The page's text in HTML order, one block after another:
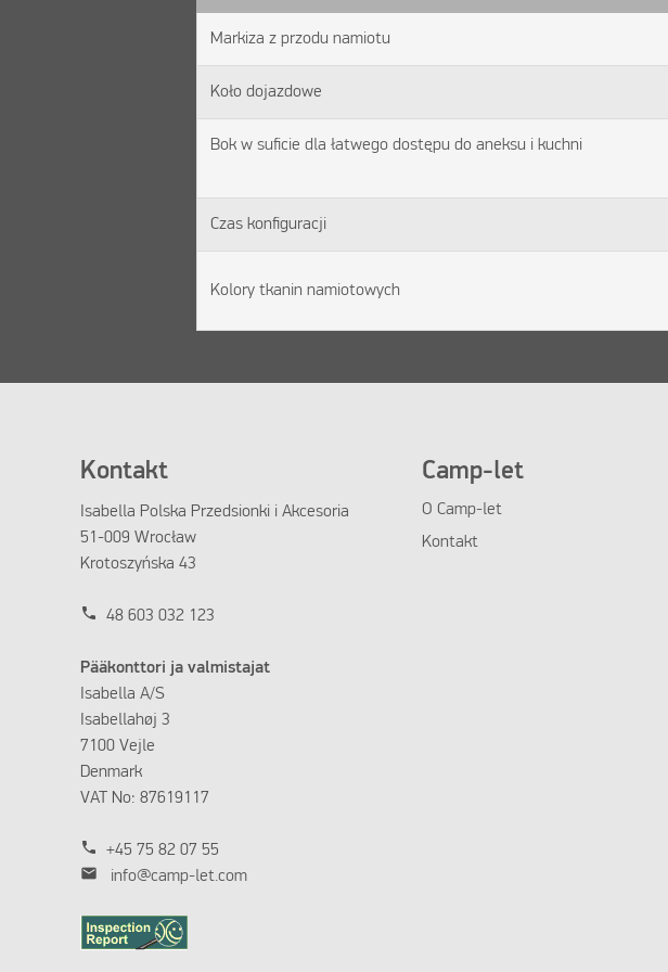
Markiza z przodu namiotu
Koło dojazdowe
Bok w suficie dla łatwego dostępu do aneksu i kuchni
Czas konfiguracji
Kolory tkanin namiotowych
Kontakt
Isabella Polska Przedsionki i Akcesoria
51-009 Wrocław
Krotoszyńska 43
phone 48 603 032 123
Pääkonttori ja valmistajat
Isabella A/S
Isabellahøj 3
7100 Vejle
Denmark
VAT No: 87619117
phone +45 75 82 07 55
mail info@camp-let.com
Camp-let
O Camp-let
Kontakt